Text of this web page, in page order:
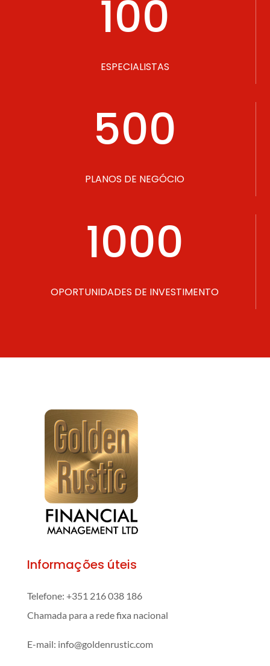
100
ESPECIALISTAS
500
PLANOS DE NEGÓCIO
1000
OPORTUNIDADES DE INVESTIMENTO
Informações úteis
Telefone: +351 216 038 186
Chamada para a rede fixa nacional
E-mail: info@goldenrustic.com